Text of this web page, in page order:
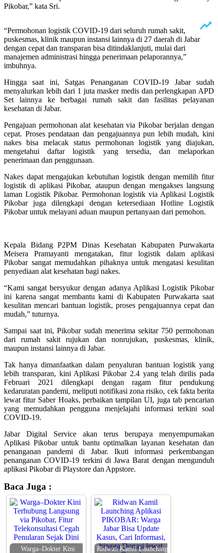
Pikobar,” kata Sri.
“Permohonan logistik COVID-19 dari seluruh rumah sakit,
puskesmas, klinik maupun instansi lainnya di 27 daerah di Jabar
dengan cepat dan transparan bisa ditindaklanjuti, mulai dari
manajemen administrasi hingga penerimaan pelaporannya,”
imbuhnya.
Hingga saat ini, Satgas Penanganan COVID-19 Jabar sudah
menyalurkan lebih dari 1 juta masker medis dan perlengkapan APD
Set lainnya ke berbagai rumah sakit dan fasilitas pelayanan
kesehatan di Jabar.
Pengajuan permohonan alat kesehatan via Pikobar berjalan dengan
cepat. Proses pendataan dan pengajuannya pun lebih mudah, kini
nakes bisa melacak status permohonan logistik yang diajukan,
mengetahui daftar logistik yang tersedia, dan melaporkan
penerimaan dan penggunaan.
Nakes dapat mengajukan kebutuhan logistik dengan memilih fitur
logistik di aplikasi Pikobar, ataupun dengan mengakses langsung
laman Logistik Pikobar. Permohonan logistik via Aplikasi Logistik
Pikobar juga dilengkapi dengan ketersediaan Hotline Logistik
Pikobar untuk melayani aduan maupun pertanyaan dari pemohon.
Kepala Bidang P2PM Dinas Kesehatan Kabupaten Purwakarta
Meisera Pramayanti mengatakan, fitur logistik dalam aplikasi
Pikobar sangat memudahkan pihaknya untuk mengatasi kesulitan
penyediaan alat kesehatan bagi nakes.
“Kami sangat bersyukur dengan adanya Aplikasi Logistik Pikobar
ini karena sangat membantu kami di Kabupaten Purwakarta saat
kesulitan mencari bantuan logistik, proses pengajuannya cepat dan
mudah,” tuturnya.
Sampai saat ini, Pikobar sudah menerima sekitar 750 permohonan
dari rumah sakit rujukan dan nonrujukan, puskesmas, klinik,
maupun instansi lainnya di Jabar.
Tak hanya dimanfaatkan dalam penyaluran bantuan logistik yang
lebih transparan, kini Aplikasi Pikobar 2.4 yang telah dirilis pada
Februari 2021 dilengkapi dengan ragam fitur pendukung
kedaruratan pandemi, meliputi notifikasi zona risiko, cek fakta berita
lewat fitur Saber Hoaks, perbaikan tampilan UI, juga tab pencarian
yang memudahkan pengguna menjelajahi informasi terkini soal
COVID-19.
Jabar Digital Service akan terus berupaya menyempurnakan
Aplikasi Pikobar untuk bantu optimalkan layanan kesehatan dan
penanganan pandemi di Jabar. Ikuti informasi perkembangan
penanganan COVID-19 terkini di Jawa Barat dengan mengunduh
aplikasi Pikobar di Playstore dan Appstore.
Baca Juga :
Warga–Dokter Kini Ridwan Kamil Launching